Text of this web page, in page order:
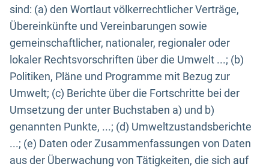
sind: (a) den Wortlaut völkerrechtlicher Verträge,
Übereinkünfte und Vereinbarungen sowie
gemeinschaftlicher, nationaler, regionaler oder
lokaler Rechtsvorschriften über die Umwelt ...; (b)
Politiken, Pläne und Programme mit Bezug zur
Umwelt; (c) Berichte über die Fortschritte bei der
Umsetzung der unter Buchstaben a) und b)
genannten Punkte, ...; (d) Umweltzustandsberichte
...; (e) Daten oder Zusammenfassungen von Daten
aus der Überwachung von Tätigkeiten, die sich auf